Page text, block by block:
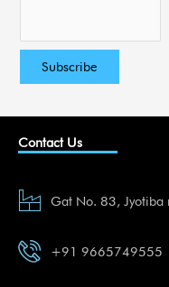
Contact Us
Gat No. 83, Jyotiba
+91 9665749555